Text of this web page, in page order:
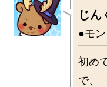
じん
●モン
初め
で、